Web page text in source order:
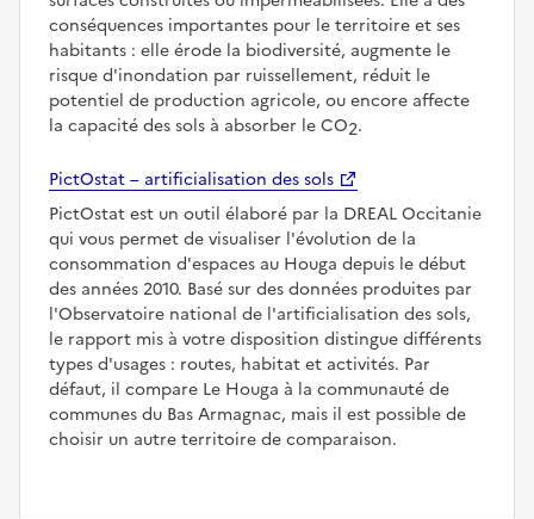
conséquences importantes pour le territoire et ses
habitants : elle érode la biodiversité, augmente le
risque d'inondation par ruissellement, réduit le
potentiel de production agricole, ou encore affecte
la capacité des sols à absorber le CO2.
PictOstat – artificialisation des sols
PictOstat est un outil élaboré par la DREAL Occitanie
qui vous permet de visualiser l'évolution de la
consommation d'espaces au Houga depuis le début
des années 2010. Basé sur des données produites par
l'Observatoire national de l'artificialisation des sols,
le rapport mis à votre disposition distingue différents
types d'usages : routes, habitat et activités. Par
défaut, il compare Le Houga à la communauté de
communes du Bas Armagnac, mais il est possible de
choisir un autre territoire de comparaison.